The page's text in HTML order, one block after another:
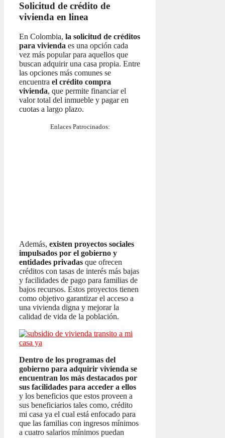
Solicitud de crédito de
vivienda en linea
En Colombia, la solicitud de créditos
para vivienda es una opción cada
vez más popular para aquellos que
buscan adquirir una casa propia. Entre
las opciones más comunes se
encuentra el crédito compra
vivienda, que permite financiar el
valor total del inmueble y pagar en
cuotas a largo plazo.
Enlaces Patrocinados:
Además, existen proyectos sociales
impulsados por el gobierno y
entidades privadas que ofrecen
créditos con tasas de interés más bajas
y facilidades de pago para familias de
bajos recursos. Estos proyectos tienen
como objetivo garantizar el acceso a
una vivienda digna y mejorar la
calidad de vida de la población.
Dentro de los programas del
gobierno para adquirir vivienda se
encuentran los más destacados por
sus facilidades para acceder a ellos
y los beneficios que estos proveen a
sus beneficiarios tales como, crédito
mi casa ya el cual está enfocado para
que las familias con ingresos mínimos
a cuatro salarios mínimos puedan